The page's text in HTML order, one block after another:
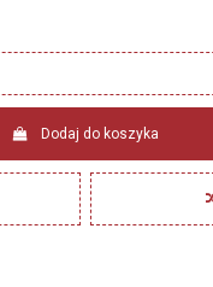
Dodaj do koszyka